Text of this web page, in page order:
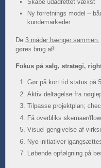
Skabe udadrettet vækst
Ny forretnings model –
kundemarkeder
De3 måder hænger sammen,
gøres brug af!
Fokus på salg, strategi,
Gør på kort tid status på
Aktiv deltagelse fra
Tilpasse projektplan;
Få overbliks skemaer/
Visuel gengivelse af
Nye initiativer
Løbende opfølgning på